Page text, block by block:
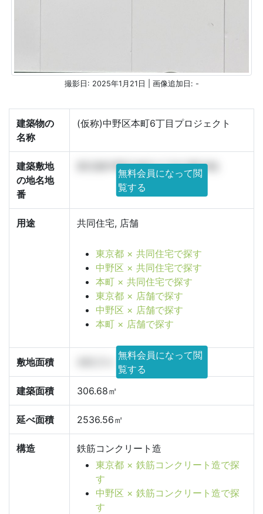
撮影日: 2025年1月21日 | 画像追加日: -
建築物の
名称
(仮称)中野区本町6丁目プロジェクト
建築敷地
の地名地
番
東京都中野区本町六丁目17番19他
無料会員になって閲
覧する
用途 共同住宅, 店舗
東京都 × 共同住宅で探す
中野区 × 共同住宅で探す
本町 × 共同住宅で探す
東京都 × 店舗で探す
中野区 × 店舗で探す
本町 × 店舗で探す
敷地面積
無料会員になって閲
覧する
建築面積
306.68㎡
延べ面積 2536.56㎡
構造
鉄筋コンクリート造
東京都 × 鉄筋コンクリート造で探
す
中野区 × 鉄筋コンクリート造で探
す